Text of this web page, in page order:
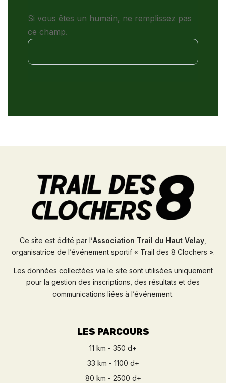
Si vous êtes un humain, ne remplissez pas
ce champ.
Ce site est édité par l’Association Trail du Haut Velay
organisatrice de l’événement sportif « Trail des 8 Clochers ».
Les données collectées via le site sont utilisées uniquement
pour la gestion des inscriptions, des résultats et des
communications liées à l’événement.
LES PARCOURS
11 km - 350 d+
33 km - 1100 d+
80 km - 2500 d+